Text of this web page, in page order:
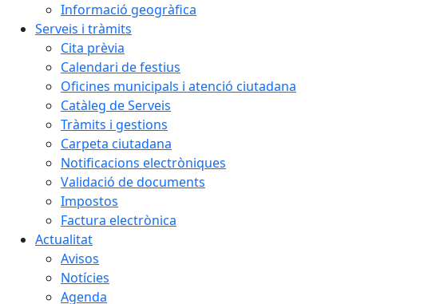
Informació geogràfica
Serveis i tràmits
Cita prèvia
Calendari de festius
Oficines municipals i atenció ciutadana
Catàleg de Serveis
Tràmits i gestions
Carpeta ciutadana
Notificacions electròniques
Validació de documents
Impostos
Factura electrònica
Actualitat
Avisos
Notícies
Agenda